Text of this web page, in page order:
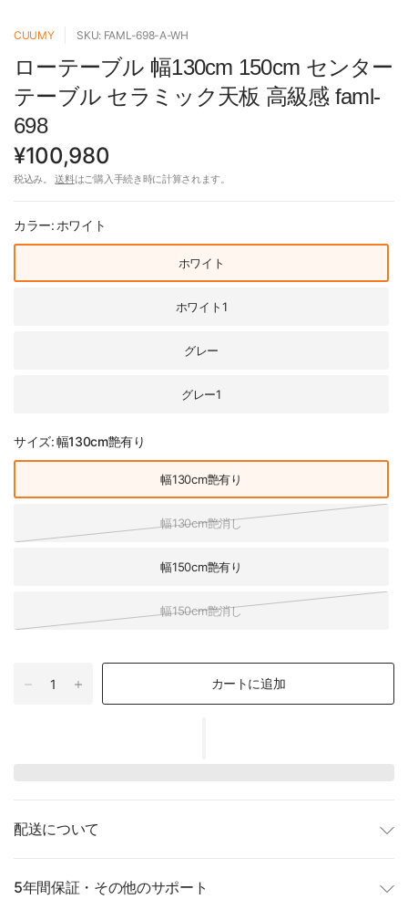
CUUMY SKU: FAML-698-A-WH
ローテーブル 幅130cm 150cm センター
テーブル セラミック天板 高級感 faml-
698
¥100,980
税込み。送料はご購入手続き時に計算されます。
カラー: ホワイト
ホワイト
ホワイト1
グレー
グレー1
サイズ:幅130cm艶有り
幅130cm艶有り
幅130cm艶消し
幅150cm艶有り
幅150cm艶消し
カートに追加
配送について
5年間保証・その他のサポート